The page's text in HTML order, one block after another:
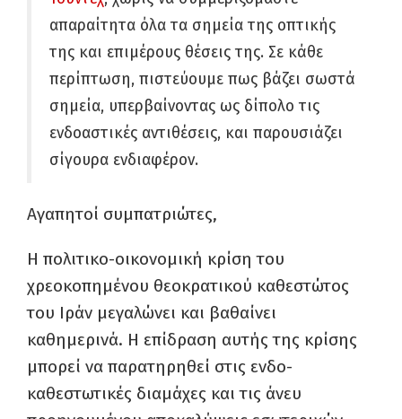
απαραίτητα όλα τα σημεία της οπτικής
της και επιμέρους θέσεις της. Σε κάθε
περίπτωση, πιστεύουμε πως βάζει σωστά
σημεία, υπερβαίνοντας ως δίπολο τις
ενδοαστικές αντιθέσεις, και παρουσιάζει
σίγουρα ενδιαφέρον.
Αγαπητοί συμπατριώτες,
Η πολιτικο-οικονομική κρίση του
χρεοκοπημένου θεοκρατικού καθεστώτος
του Ιράν μεγαλώνει και βαθαίνει
καθημερινά. Η επίδραση αυτής της κρίσης
μπορεί να παρατηρηθεί στις ενδο-
καθεστωτικές διαμάχες και τις άνευ